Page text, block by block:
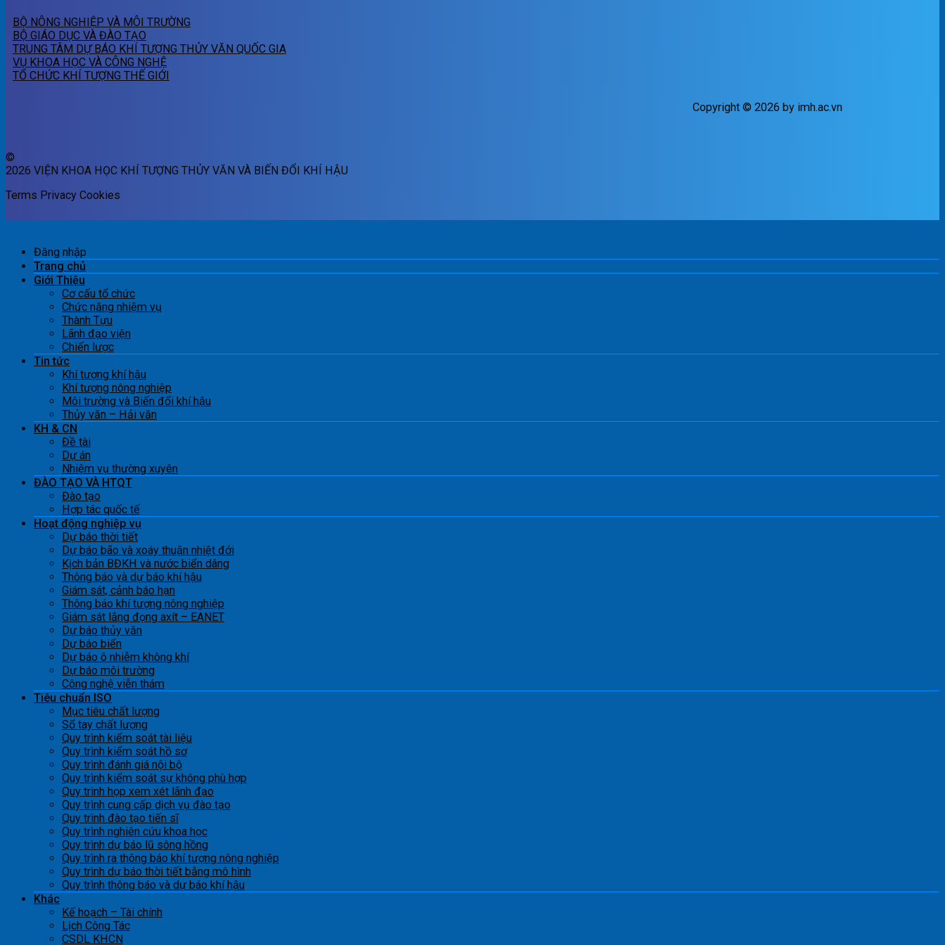
BỘ NÔNG NGHIỆP VÀ MÔI TRƯỜNG
BỘ GIÁO DỤC VÀ ĐÀO TẠO
TRUNG TÂM DỰ BÁO KHÍ TƯỢNG THỦY VĂN QUỐC GIA
VỤ KHOA HỌC VÀ CÔNG NGHỆ
TỔ CHỨC KHÍ TƯỢNG THẾ GIỚI
Copyright © 2026 by imh.ac.vn
©
2026 VIỆN KHOA HỌC KHÍ TƯỢNG THỦY VĂN VÀ BIẾN ĐỔI KHÍ HẬU
Terms Privacy Cookies
Đăng nhập
Trang chủ
Giới Thiệu
Cơ cấu tổ chức
Chức năng nhiệm vụ
Thành Tựu
Lãnh đạo viện
Chiến lược
Tin tức
Khí tượng khí hậu
Khí tượng nông nghiệp
Môi trường và Biến đổi khí hậu
Thủy văn – Hải văn
KH & CN
Đề tài
Dự án
Nhiệm vụ thường xuyên
ĐÀO TẠO VÀ HTQT
Đào tạo
Hợp tác quốc tế
Hoạt động nghiệp vụ
Dự báo thời tiết
Dự báo bão và xoáy thuận nhiệt đới
Kịch bản BĐKH và nước biển dâng
Thông báo và dự báo khí hậu
Giám sát, cảnh báo hạn
Thông báo khí tượng nông nghiệp
Giám sát lắng đọng axít – EANET
Dự báo thủy văn
Dự báo biển
Dự báo ô nhiễm không khí
Dự báo môi trường
Công nghệ viễn thám
Tiêu chuẩn ISO
Mục tiêu chất lượng
Sổ tay chất lượng
Quy trình kiểm soát tài liệu
Quy trình kiểm soát hồ sơ
Quy trình đánh giá nội bộ
Quy trình kiểm soát sự không phù hợp
Quy trình họp xem xét lãnh đạo
Quy trình cung cấp dịch vụ đào tạo
Quy trình đào tạo tiến sĩ
Quy trình nghiên cứu khoa học
Quy trình dự báo lũ sông hồng
Quy trình ra thông báo khí tượng nông nghiệp
Quy trình dự báo thời tiết bằng mô hình
Quy trình thông báo và dự báo khí hậu
Khác
Kế hoạch – Tài chính
Lịch Công Tác
CSDL KHCN